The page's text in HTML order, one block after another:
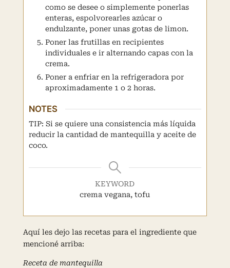
como se desee o simplemente ponerlas
enteras, espolvorearles azúcar o
endulzante, poner unas gotas de limon.
Poner las frutillas en recipientes
individuales e ir alternando capas con la
crema.
Poner a enfriar en la refrigeradora por
aproximadamente 1 o 2 horas.
NOTES
TIP: Si se quiere una consistencia más líquida
reducir la cantidad de mantequilla y aceite de
coco.
KEYWORD
crema vegana, tofu
Aquí les dejo las recetas para el ingrediente que
mencioné arriba:
Receta de mantequilla